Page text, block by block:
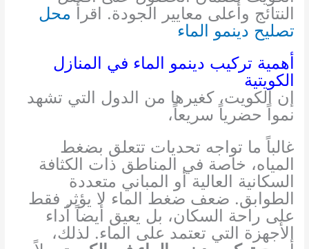
النتائج وأعلى معايير الجودة. اقرأ محل
تصليح دينمو الماء
أهمية تركيب دينمو الماء في المنازل
الكويتية
إن الكويت، كغيرها من الدول التي تشهد
نمواً حضرياً سريعاً،
غالباً ما تواجه تحديات تتعلق بضغط
المياه، خاصة في المناطق ذات الكثافة
السكانية العالية أو المباني متعددة
الطوابق. ضعف ضغط الماء لا يؤثر فقط
على راحة السكان، بل يعيق أيضاً أداء
الأجهزة التي تعتمد على الماء. لذلك،